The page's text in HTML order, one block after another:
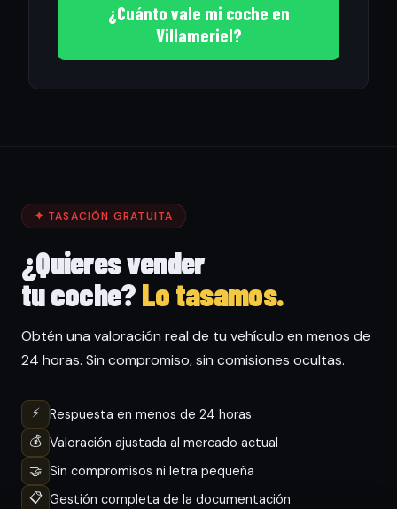
¿Cuánto vale mi coche en
Villameriel?
✦ TASACIÓN GRATUITA
¿Quieres vender
tu coche?Lo tasamos.
Obtén una valoración real de tu vehículo en menos de
24 horas. Sin compromiso, sin comisiones ocultas.
⚡
Respuesta en menos de 24 horas
💰 Valoración ajustada al mercado actual
🤝 Sin compromisos ni letra pequeña
📋 Gestión completa de la documentación